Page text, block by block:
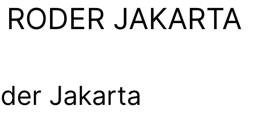
JAKARTA
Jakarta